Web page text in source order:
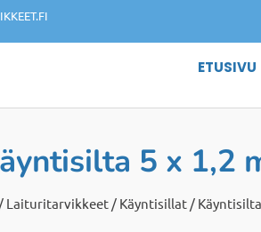
ETUSIVU
5 x 1,2
/ Laituritarvikkeet / Käyntisillat /